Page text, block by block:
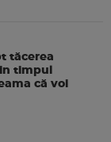
tăcerea
timpul
că voi